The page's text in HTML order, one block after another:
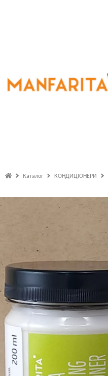
Каталог КОНДИЦІОНЕРИ